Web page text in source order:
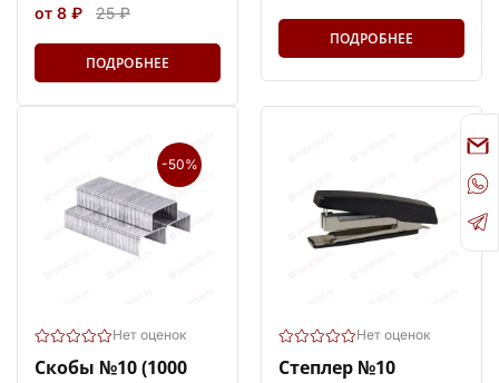
от 8 ₽ 25 ₽
ПОДРОБНЕЕ
ПОДРОБНЕЕ
-50%
Нет оценок
Скобы №10 (1000
Нет оценок
Степлер №10